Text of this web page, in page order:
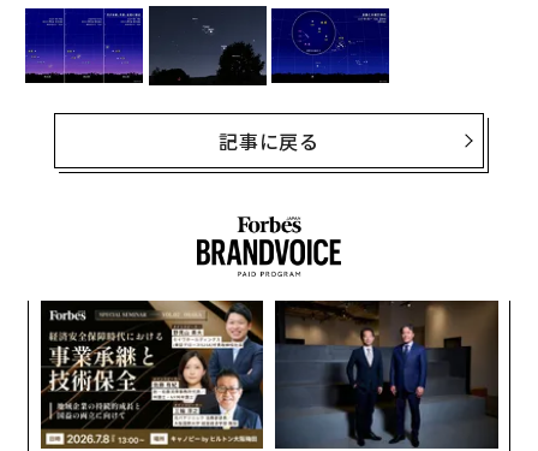
記事に戻る